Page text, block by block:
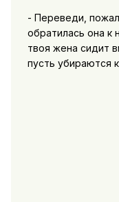
- Переведи,
обратилась она к
твоя жена сидит
пусть убираются